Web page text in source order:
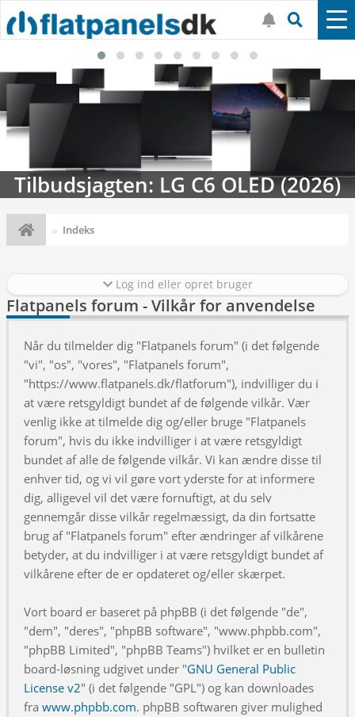
Tilbudsjagten: LG C6 OLED (2026)
Indeks
Log ind eller opret bruger
Flatpanels forum - Vilkår for anvendelse
Når du tilmelder dig "Flatpanels forum" (i det følgende
"vi", "os", "vores", "Flatpanels forum",
"https://www.flatpanels.dk/flatforum"), indvilliger du i
at være retsgyldigt bundet af de følgende vilkår. Vær
venlig ikke at tilmelde dig og/eller bruge "Flatpanels
forum", hvis du ikke indvilliger i at være retsgyldigt
bundet af alle de følgende vilkår. Vi kan ændre disse til
enhver tid, og vi vil gøre vort yderste for at informere
dig, alligevel vil det være fornuftigt, at du selv
gennemgår disse vilkår regelmæssigt, da din fortsatte
brug af "Flatpanels forum" efter ændringer af vilkårene
betyder, at du indvilliger i at være retsgyldigt bundet af
vilkårene efter de er opdateret og/eller skærpet.
Vort board er baseret på phpBB (i det følgende "de",
"dem", "deres", "phpBB software", "www.phpbb.com",
"phpBB Limited", "phpBB Teams") hvilket er en bulletin
board-løsning udgivet under "GNU General Public
License v2" (i det følgende "GPL") og kan downloades
fra www.phpbb.com. phpBB softwaren giver mulighed